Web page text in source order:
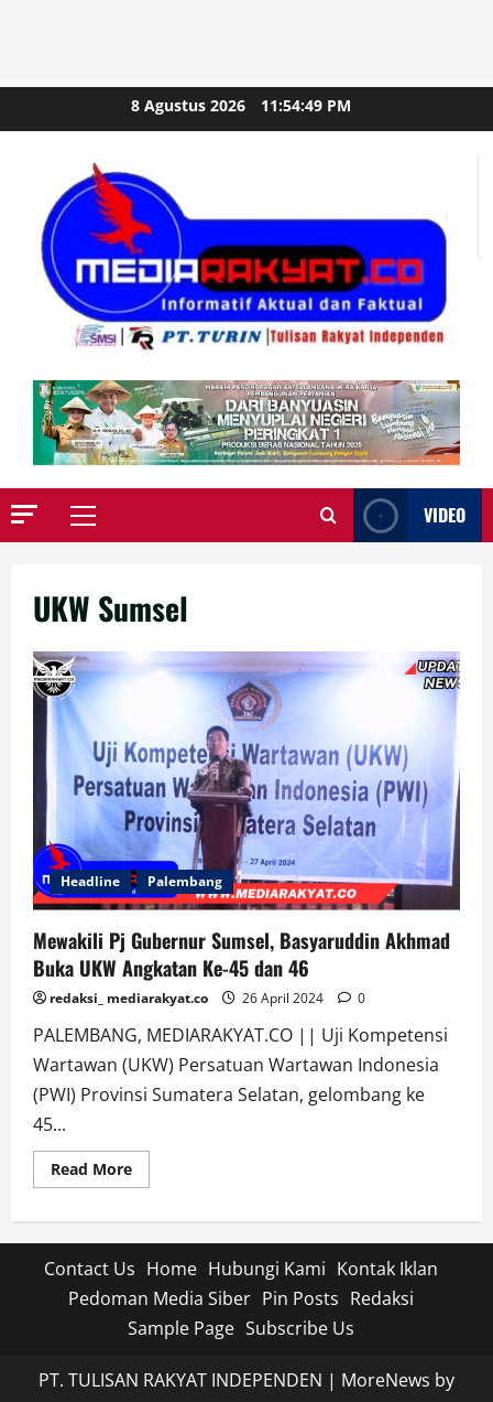
to
8 Agustus 2026 11:54:50 PM
Primary
VIDEO
UKW Sumsel
Headline Palembang
Mewakili Pj Gubernur Sumsel, Basyaruddin Akhmad
Buka UKW Angkatan Ke-45 dan 46
redaksi_ mediarakyat.co 26 April 2024 0
PALEMBANG, MEDIARAKYAT.CO || Uji Kompetensi
Wartawan (UKW) Persatuan Wartawan Indonesia
(PWI) Provinsi Sumatera Selatan, gelombang ke
45...
Read MoreRead
more
Gubernur
Sumsel,
Basyaruddin
Akhmad
Buka
UKW
Angkatan
45
dan
Contact Us Home Hubungi Kami Kontak Iklan
Pedoman Media Siber Pin Posts Redaksi
Sample Page Subscribe Us
PT. TULISAN RAKYAT INDEPENDEN | MoreNews by